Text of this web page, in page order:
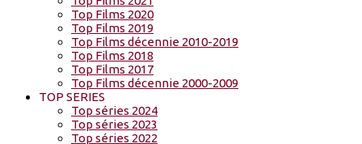
Top Films 2020
Top Films 2019
Top Films décennie 2010-2019
Top Films 2018
Top Films 2017
Top Films décennie 2000-2009
TOP SERIES
Top séries 2024
Top séries 2023
Top séries 2022